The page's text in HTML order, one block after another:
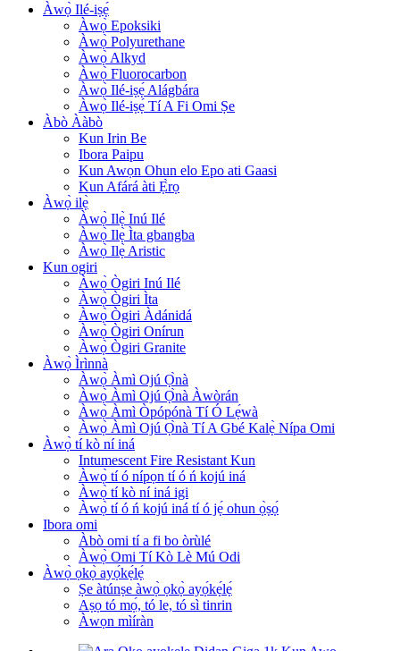
Àwọ̀ Ilé-iṣẹ́
Àwọ̀ Epoksiki
Àwọ̀ Polyurethane
Àwọ̀ Alkyd
Àwọ̀ Fluorocarbon
Àwọ̀ Ilé-iṣẹ́ Alágbára
Àwọ̀ Ilé-iṣẹ́ Tí A Fi Omi Ṣe
Àbò Ààbò
Kun Irin Be
Ibora Paipu
Kun Awọn Ohun elo Epo ati Gaasi
Kun Afárá àti Ẹ̀rọ
Àwọ̀ ilẹ̀
Àwọ̀ Ilẹ̀ Inú Ilé
Àwọ̀ Ilẹ̀ Ìta gbangba
Àwọ̀ Ilẹ̀ Aristic
Kun ogiri
Àwọ̀ Ògiri Inú Ilé
Àwọ̀ Ògiri Ìta
Àwọ̀ Ògiri Àdánidá
Àwọ̀ Ògiri Onírun
Àwọ̀ Ògiri Granite
Àwọ̀ Ìrìnnà
Àwọ̀ Àmì Ojú Ọ̀nà
Àwọ̀ Àmì Ojú Ọ̀nà Àwòrán
Àwọ̀ Àmì Òpópónà Tí Ó Lẹ́wà
Àwọ̀ Àmì Ojú Ọ̀nà Tí A Gbé Kalẹ̀ Nípa Omi
Àwọ̀ tí kò ní iná
Intumescent Fire Resistant Kun
Àwọ̀ tí ó nípọn tí ó ń kojú iná
Àwọ̀ tí kò ní iná igi
Àwọ̀ tí ó ń kojú iná tí ó jẹ́ ohun ọ̀ṣọ́
Ibora omi
Àbò omi tí a fi bo òrùlé
Àwọ̀ Omi Tí Kò Lè Mú Odi
Àwọ̀ ọkọ̀ ayọ́kẹ́lẹ́
Ṣe àtúnṣe àwọ̀ ọkọ̀ ayọ́kẹ́lẹ́
Aṣọ tó mọ́, tó le, tó sì tinrin
Àwọn mìíràn